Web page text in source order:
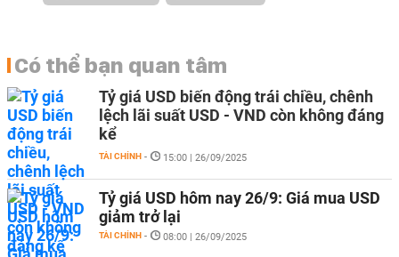
Có thể bạn quan tâm
Tỷ giá USD biến động trái chiều, chênh
lệch lãi suất USD - VND còn không đáng
kể
TÀI CHÍNH - 15:00 | 26/09/2025
Tỷ giá USD hôm nay 26/9: Giá mua USD
giảm trở lại
TÀI CHÍNH - 08:00 | 26/09/2025